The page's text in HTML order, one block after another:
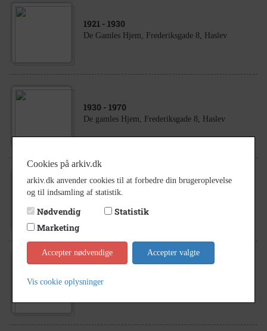
1921 - 1930
De Gamles Hjem, Frederiksgade 8, Haslev
1930 - 1970
De gamles Hjem, Frederiksgade 8, Haslev
1975- 1985
De gamles hjem, Frederiksgade 8, Haslev
Cookies på arkiv.dk
arkiv.dk anvender cookies til at forbedre din brugeroplevelse
og til indsamling af statistik.
Nødvendig
Statistik
Marketing
Accepter nødvendige Accepter valgte
Vis cookie oplysninger